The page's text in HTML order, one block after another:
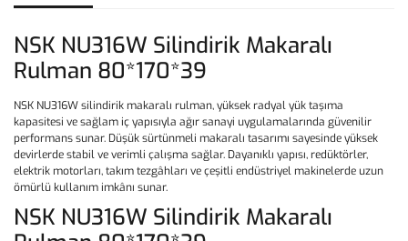
NSK NU316W Silindirik Makaralı
Rulman 80*170*39
NSK NU316W silindirik makaralı rulman, yüksek radyal yük taşıma
kapasitesi ve sağlam iç yapısıyla ağır sanayi uygulamalarında güvenilir
performans sunar. Düşük sürtünmeli makaralı tasarımı sayesinde yüksek
devirlerde stabil ve verimli çalışma sağlar. Dayanıklı yapısı, redüktörler,
elektrik motorları, takım tezgâhları ve çeşitli endüstriyel makinelerde uzun
ömürlü kullanım imkânı sunar.
NSK NU316W Silindirik Makaralı